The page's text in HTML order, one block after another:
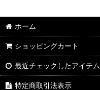
ホーム
ショッピングカート
最近チェックしたアイテム
特定商取引法表示